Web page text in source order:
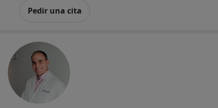
Pedir una cita